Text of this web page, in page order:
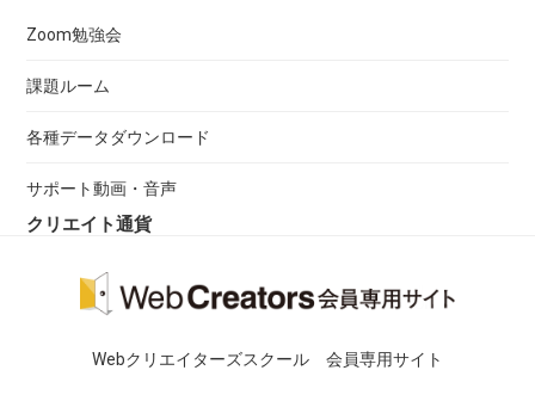
Zoom勉強会
課題ルーム
各種データダウンロード
サポート動画・音声
クリエイト通貨
Webクリエイターズスクール 会員専用サイト